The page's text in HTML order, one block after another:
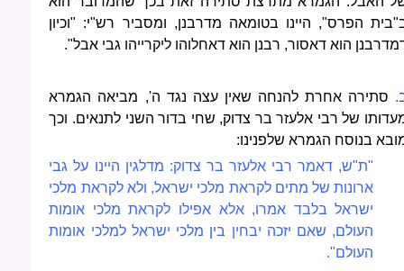
הפרס", היינו בטומאה מדרבנן, ומסביר רש"י: "וכיון
הוא דאסור, רבנן הוא דאחלוהו ליקרייהו גבי אבל".
סתירה אחרת להנחה שאין עצה נגד ה', מביאה הגמרא
של רבי אלעזר בר צדוק, שחי בדור השני לתנאים. וכך
בנוסח הגמרא שלפנינו:
"ת"ש, דאמר רבי אלעזר בר צדוק: מדלגין היינו על גבי
ארונות של מתים לקראת מלכי ישראל, ולא לקראת מלכי
ישראל בלבד אמרו, אלא אפילו לקראת מלכי אומות
העולם, שאם יזכה יבחין בין מלכי ישראל למלכי אומות
העולם".